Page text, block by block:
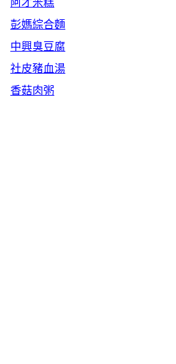
阿才米糕
彭媽綜合麵
中興臭豆腐
社皮豬血湯
香菇肉粥